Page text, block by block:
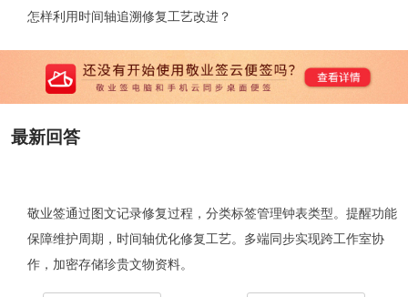
怎样利用时间轴追溯修复工艺改进？
最新回答
敬业签通过图文记录修复过程，分类标签管理钟表类型。提醒功能
保障维护周期，时间轴优化修复工艺。多端同步实现跨工作室协
作，加密存储珍贵文物资料。